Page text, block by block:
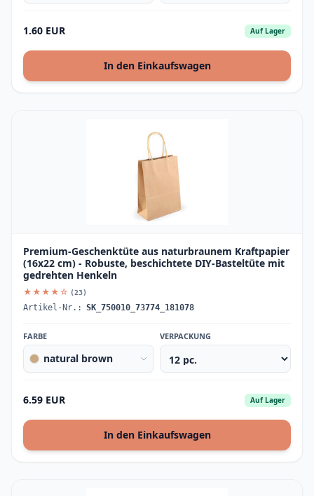
1.60 EUR Auf Lager
In den Einkaufswagen
Premium-Geschenktüte aus naturbraunem Kraftpapier
(16x22 cm) - Robuste, beschichtete DIY-Basteltüte mit
gedrehten Henkeln
★★★★☆ (23)
Artikel-Nr.: SK_750010_73774_181078
FARBE
natural brown
VERPACKUNG
6.59 EUR Auf Lager
In den Einkaufswagen